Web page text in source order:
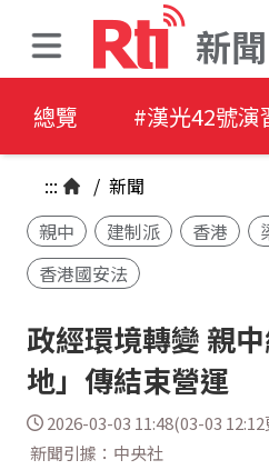
新聞
總覽 #漢光42號演
::: / 新聞
親中
建制派 香港
香港國安法
政經環境轉變 親
地」傳結束營運
2026-03-03 11:48(03-03
新聞引據：中央社